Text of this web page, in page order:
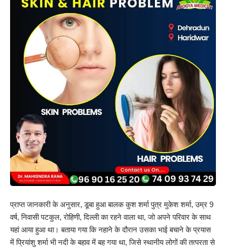
प्राप्त जानकारी के अनुसार, डूबा हुआ बालक कुश शर्मा पुत्र मुकेश शर्मा, उम्र 9
वर्ष, निवासी पटकुल, रोहिणी, दिल्ली का रहने वाला था, जो अपने परिवार के साथ
यहां आया हुआ था। बताया गया कि नहाने के दौरान उसका भाई बचाने के प्रयास
में प्रियांशु शर्मा भी नदी के बहाव में बह गया था, जिसे स्थानीय लोगों की तत्परता से